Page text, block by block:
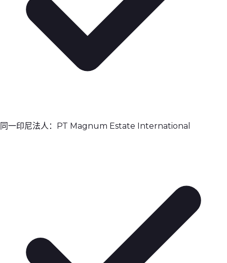
同一印尼法人：PT Magnum Estate International